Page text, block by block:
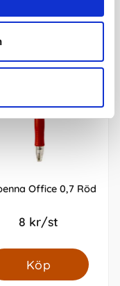
Office 0,7 Röd
8 kr/st
Köp